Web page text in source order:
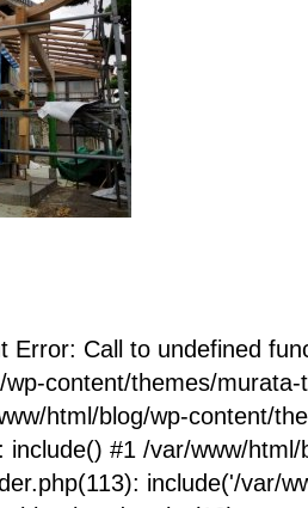
Error: Call to undefined
content/themes/
html/blog/wp-content/
include() #1 /var/www/html/
include('/var/